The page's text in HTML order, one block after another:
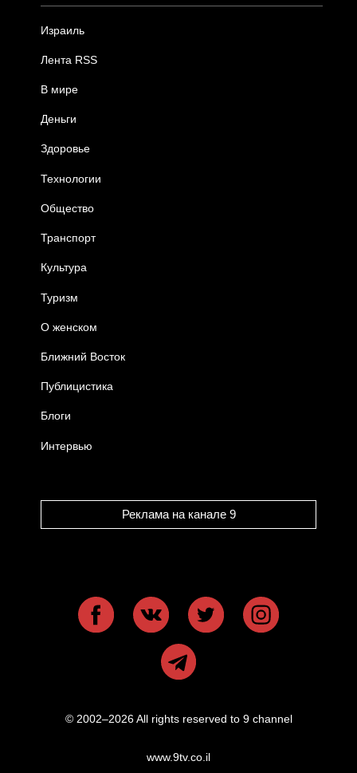
Израиль
Лента RSS
В мире
Деньги
Здоровье
Технологии
Общество
Транспорт
Культура
Туризм
О женском
Ближний Восток
Публицистика
Блоги
Интервью
Реклама на канале 9
© 2002–2026 All rights reserved to 9 channel
www.9tv.co.il